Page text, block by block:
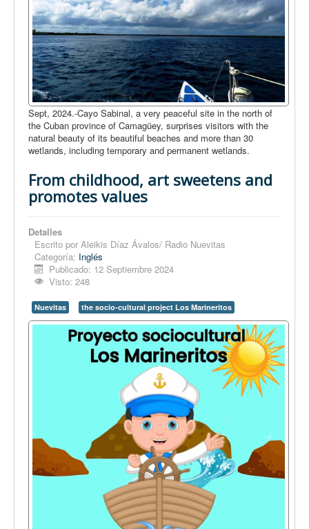
Sept, 2024.-Cayo Sabinal, a very peaceful site in the north of
the Cuban province of Camagüey, surprises visitors with the
natural beauty of its beautiful beaches and more than 30
wetlands, including temporary and permanent wetlands.
From childhood, art sweetens and
promotes values
Detalles
Escrito por Aleikis Díaz Ávalos/ Radio Nuevitas
Categoría: Inglés
Publicado: 12 Septiembre 2024
Visto: 248
Nuevitas the socio-cultural project Los Marineritos